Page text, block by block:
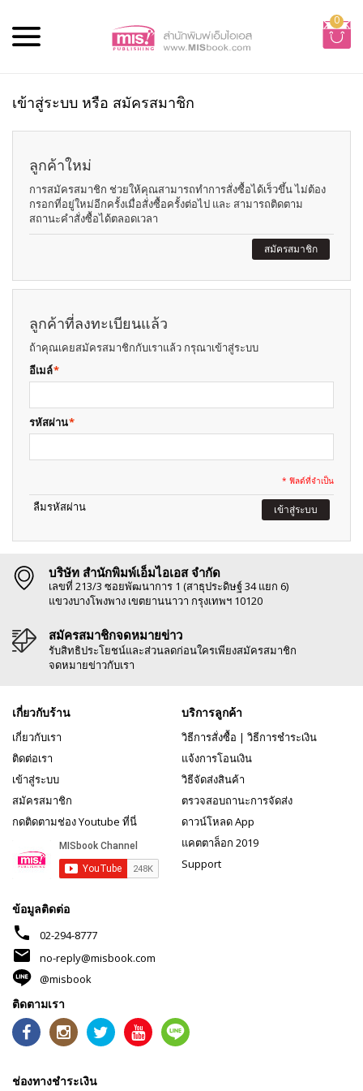
0
เข้าสู่ระบบ หรือ สมัครสมาชิก
ลูกค้าใหม่
การสมัครสมาชิก ช่วยให้คุณสามารถทำการสั่งซื้อได้เร็วขึ้น ไม่ต้อง
กรอกที่อยู่ใหม่อีกครั้งเมื่อสั่งซื้อครั้งต่อไป และ สามารถติดตาม
สถานะคำสั่งซื้อได้ตลอดเวลา
สมัครสมาชิก
ลูกค้าที่ลงทะเบียนแล้ว
ถ้าคุณเคยสมัครสมาชิกกับเราแล้ว กรุณาเข้าสู่ระบบ
*
อีเมล์
*
รหัสผ่าน
* ฟิลด์ที่จำเป็น
ลืมรหัสผ่าน เข้าสู่ระบบ
บริษัท สำนักพิมพ์เอ็มไอเอส จำกัด
เลขที่ 213/3 ซอยพัฒนาการ 1 (สาธุประดิษฐ์ 34 แยก 6)
แขวงบางโพงพาง เขตยานนาวา กรุงเทพฯ 10120
สมัครสมาชิกจดหมายข่าว
รับสิทธิประโยชน์และส่วนลดก่อนใครเพียงสมัครสมาชิก
จดหมายข่าวกับเรา
เกี่ยวกับร้าน
เกี่ยวกับเรา
ติดต่อเรา
เข้าสู่ระบบ
สมัครสมาชิก
กดติดตามช่อง Youtube ที่นี่
บริการลูกค้า
วิธีการสั่งซื้อ | วิธีการชำระเงิน
แจ้งการโอนเงิน
วิธีจัดส่งสินค้า
ตรวจสอบถานะการจัดส่ง
ดาวน์โหลด App
แคตตาล็อก 2019
Support
ข้อมูลติดต่อ
phone 02-294-8777
mail
no-reply@misbook.com
@misbook
ติดตามเรา
ช่องทางชำระเงิน